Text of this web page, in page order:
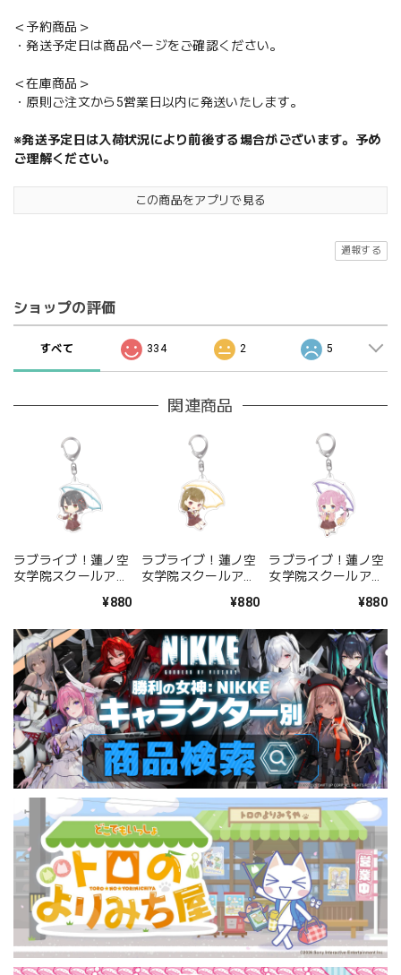
＜予約商品＞
・発送予定日は商品ページをご確認ください。
＜在庫商品＞
・原則ご注文から5営業日以内に発送いたします。
※発送予定日は入荷状況により前後する場合がございます。予め
ご理解ください。
この商品をアプリで見る
通報する
ショップの評価
すべて 334 2 5
関連商品
ラブライブ！蓮ノ空
女学院スクールアイ
アクリルキーホルダ
¥880
ラブライブ！蓮ノ空
女学院スクールアイ
アクリルキーホルダ
¥880
ラブライブ！蓮ノ空
女学院スクールアイ
アクリルキーホルダ
¥880